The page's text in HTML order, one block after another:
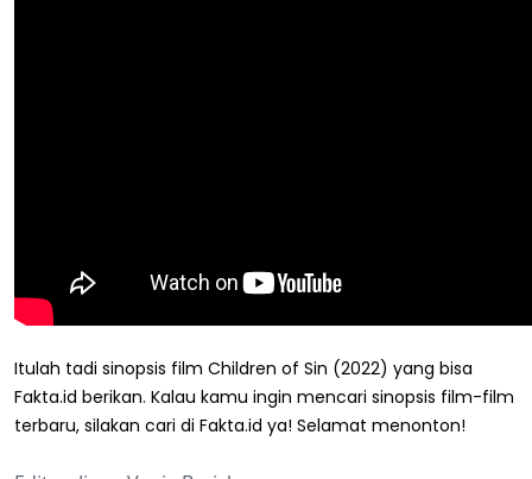
Itulah tadi sinopsis film Children of Sin (2022) yang bisa
Fakta.id berikan. Kalau kamu ingin mencari sinopsis film-film
terbaru, silakan cari di Fakta.id ya! Selamat menonton!